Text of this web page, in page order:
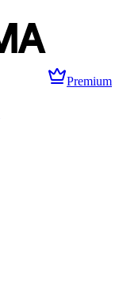
Premium